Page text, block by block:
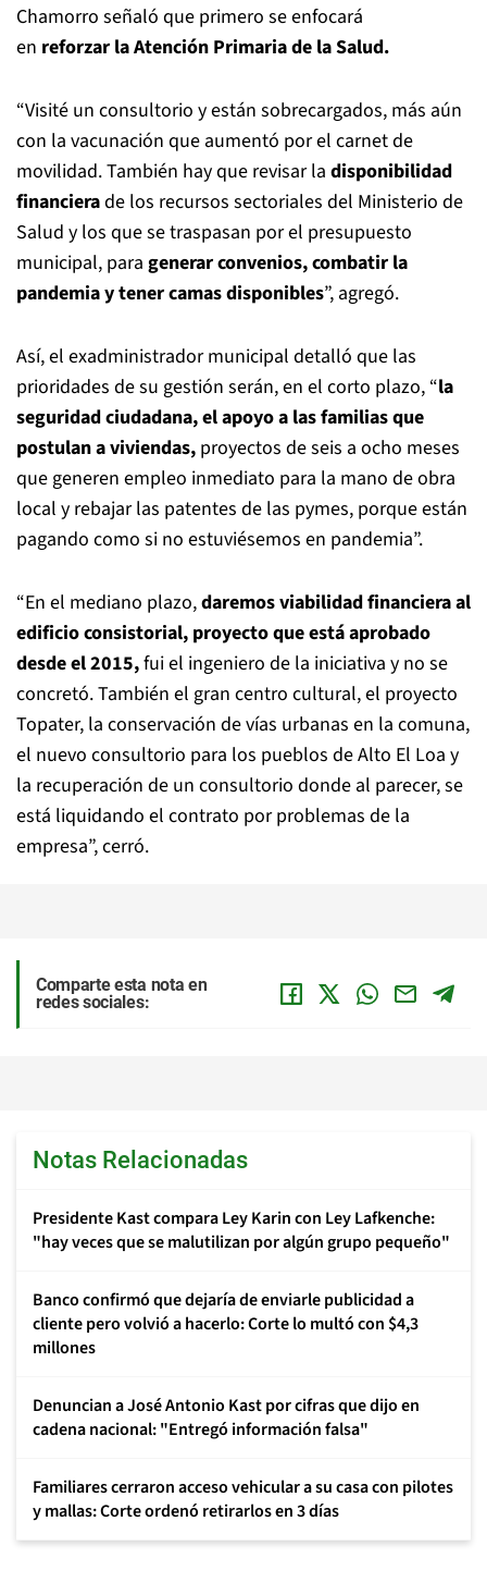
Chamorro señaló que primero se enfocará
en reforzar la Atención Primaria de la Salud.
“Visité un consultorio y están sobrecargados, más aún
con la vacunación que aumentó por el carnet de
movilidad. También hay que revisar la disponibilidad
financierade los recursos sectoriales del Ministerio de
Salud y los que se traspasan por el presupuesto
municipal, para generar convenios, combatir la
pandemia y tener camas disponibles”, agregó.
Así, el exadministrador municipal detalló que las
prioridades de su gestión serán, en el corto plazo, “la
seguridad ciudadana, el apoyo a las familias que
postulan a viviendas, proyectos de seis a ocho meses
que generen empleo inmediato para la mano de obra
local y rebajar las patentes de las pymes, porque están
pagando como si no estuviésemos en pandemia”.
“En el mediano plazo,daremos viabilidad financiera al
edificio consistorial, proyecto que está aprobado
desde el 2015,fui el ingeniero de la iniciativa y no se
concretó. También el gran centro cultural, el proyecto
Topater, la conservación de vías urbanas en la comuna,
el nuevo consultorio para los pueblos de Alto El Loa y
la recuperación de un consultorio donde al parecer, se
está liquidando el contrato por problemas de la
empresa”, cerró.
Comparte esta nota en
redes sociales:
Notas Relacionadas
Presidente Kast compara Ley Karin con Ley Lafkenche:
"hay veces que se malutilizan por algún grupo pequeño"
Banco confirmó que dejaría de enviarle publicidad a
cliente pero volvió a hacerlo: Corte lo multó con $4,3
millones
Denuncian a José Antonio Kast por cifras que dijo en
cadena nacional: "Entregó información falsa"
Familiares cerraron acceso vehicular a su casa con pilotes
y mallas: Corte ordenó retirarlos en 3 días